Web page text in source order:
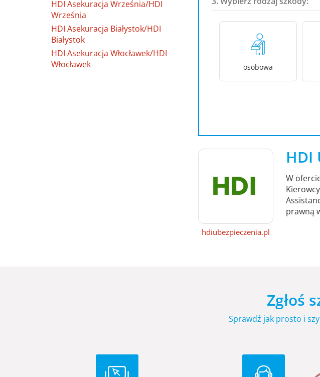
HDI Asekuracja Września/HDI
Września
HDI Asekuracja Białystok/HDI
Białystok
HDI Asekuracja Włocławek/HDI
Włocławek
osobowa
hdiubezpieczenia.pl
HDI
W
prawną
Zgłoś
Sprawdź jak prosto i